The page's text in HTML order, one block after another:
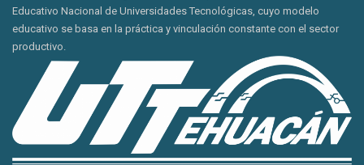
Educativo Nacional de Universidades Tecnológicas, cuyo modelo
educativo se basa en la práctica y vinculación constante con el sector
productivo.